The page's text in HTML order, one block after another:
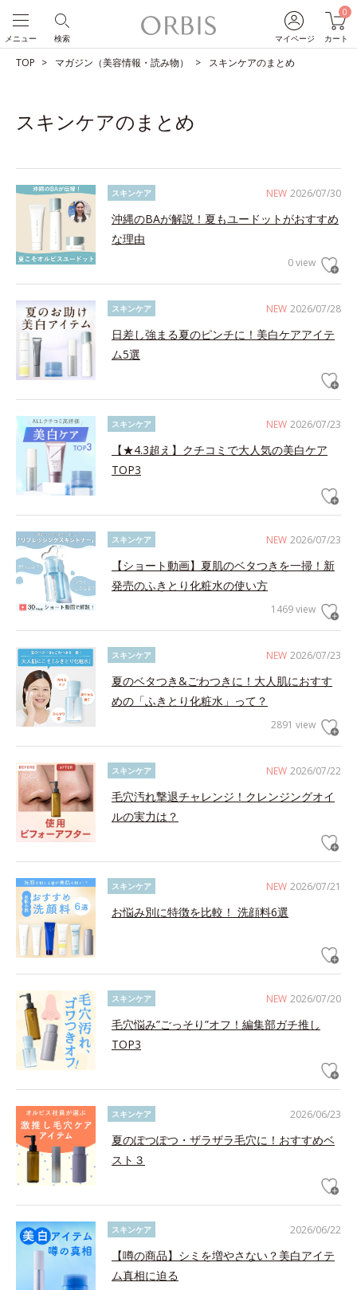
マイページ
0
カート
検索
メニュー
TOP マガジン（美容情報・読み物） スキンケアのまとめ
スキンケアのまとめ
NEW 2026/07/30
スキンケア
沖縄のBAが解説！夏もユードットがおすすめ
な理由
0 view
NEW 2026/07/28
スキンケア
日差し強まる夏のピンチに！美白ケアアイテ
ム5選
NEW 2026/07/23
スキンケア
【★4.3超え】クチコミで大人気の美白ケア
TOP3
NEW 2026/07/23
スキンケア
【ショート動画】夏肌のベタつきを一掃！新
発売のふきとり化粧水の使い方
1469 view
NEW 2026/07/23
スキンケア
夏のベタつき&ごわつきに！大人肌におすす
めの「ふきとり化粧水」って？
2891 view
NEW 2026/07/22
スキンケア
毛穴汚れ撃退チャレンジ！クレンジングオイ
ルの実力は？
NEW 2026/07/21
スキンケア
お悩み別に特徴を比較！ 洗顔料6選
NEW 2026/07/20
スキンケア
毛穴悩み”ごっそり”オフ！編集部ガチ推し
TOP3
2026/06/23
スキンケア
夏のぽつぽつ・ザラザラ毛穴に！おすすめベ
スト３
2026/06/22
スキンケア
【噂の商品】シミを増やさない？美白アイテ
ム真相に迫る